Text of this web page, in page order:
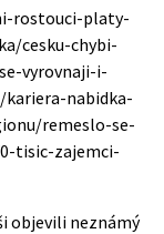
rostouci-platy-
cesku-chybi-
vyrovnaji-i-
nabidka-
remeslo-se-
tisic-zajemci-
objevili neznámý